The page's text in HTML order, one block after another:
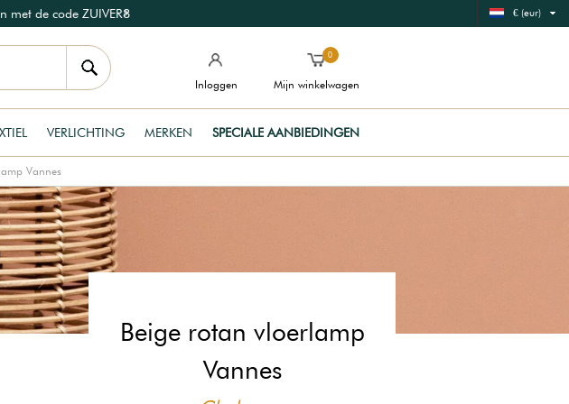
met de code ZUIVER8 € (eur)
Inloggen
0
Mijn winkelwagen
VERLICHTING MERKEN SPECIALE AANBIEDINGEN
Vannes
Beige rotan vloerlamp
Vannes